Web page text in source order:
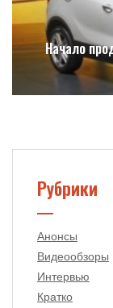
Начало
Рубрики
Анонсы
Видеообзоры
Интервью
Кратко